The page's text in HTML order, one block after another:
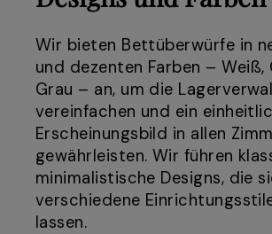
Wir bieten Bettüberwürfe in
und dezenten Farben – Weiß,
Grau – an, um die
vereinfachen und ein
Erscheinungsbild in allen
gewährleisten. Wir führen
minimalistische Designs, die
verschiedene
lassen.